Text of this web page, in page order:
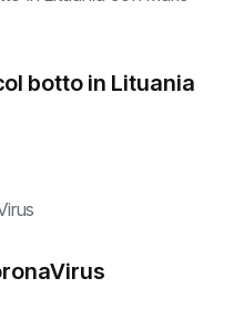
botto in Lituania